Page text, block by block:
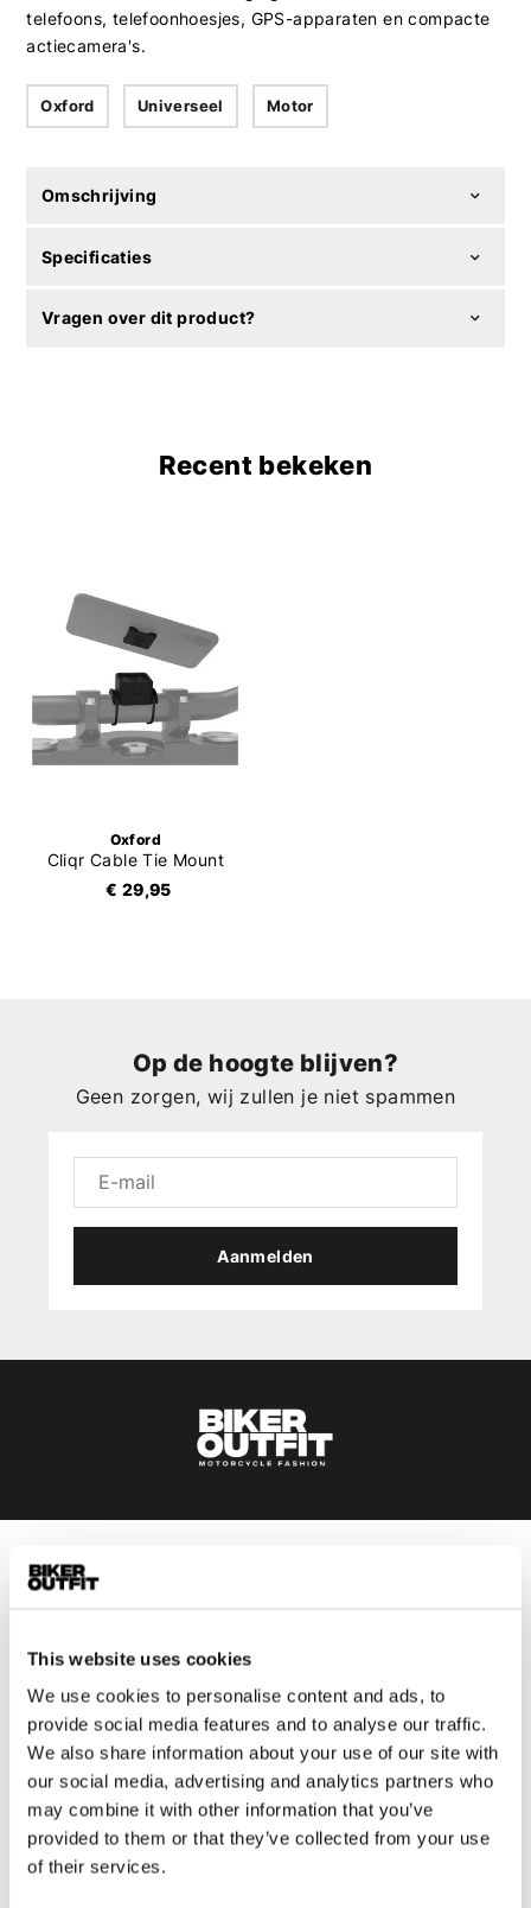
This website uses cookies
We use cookies to personalise content and ads, to
provide social media features and to analyse our traffic.
We also share information about your use of our site with
our social media, advertising and analytics partners who
may combine it with other information that you’ve
provided to them or that they’ve collected from your use
of their services.
telefoons, telefoonhoesjes, GPS-apparaten en compacte
actiecamera's.
Oxford Universeel Motor
Omschrijving
Specificaties
Vragen over dit product?
Recent bekeken
Oxford
Cliqr Cable Tie Mount
€ 29,95
Op de hoogte blijven?
Geen zorgen, wij zullen je niet spammen
Aanmelden
Heren
Motorjeans heren
Motorhoodie heren
Motorhelm heren